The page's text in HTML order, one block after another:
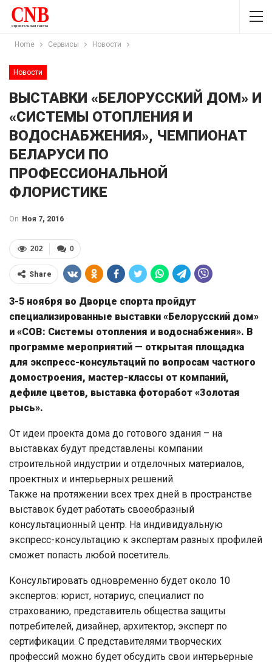
Home Сервисы Новости
Новости
ВЫСТАВКИ «БЕЛОРУССКИЙ ДОМ» И
«СИСТЕМЫ ОТОПЛЕНИЯ И
ВОДОСНАБЖЕНИЯ», ЧЕМПИОНАТ
БЕЛАРУСИ ПО
ПРОФЕССИОНАЛЬНОЙ
ФЛОРИСТИКЕ
On Ноя 7, 2016
0
202
Share
3-5 ноября во Дворце спорта пройдут
специализированные выставки «Белорусский дом»
и «СОВ: Системы отопления и водоснабжения». В
программе мероприятий — открытая площадка
для экспресс-консультаций по вопросам частного
домостроения, мастер-классы от компаний,
дефиле цветов, выставка фоторабот «Золотая
рысь».
От идеи проекта дома до готового здания – на
выставках будут представлены компании
строительной индустрии и отделочных материалов,
проектных и интерьерных решений.
Также на протяжении всех трех дней в пространстве
выставок будет работать своеобразный
консультационный центр. На индивидуальную
экспресс-консультацию к экспертам разных профилей
сможет попасть любой посетитель.
Консультировать одновременно будет около 10
экспертов: юрист, нотариус, специалист по
страхованию, представитель общества защиты
потребителей, дизайнер, архитектор, эксперт по
сертификации. С представителями творческих
профессий можно будет обсудить свои интерьерные